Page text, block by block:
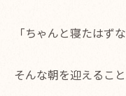
「ちゃんと寝たはず
そんな朝を迎えるこ